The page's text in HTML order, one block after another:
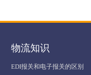
物流知识
EDI报关和电子报关的区别